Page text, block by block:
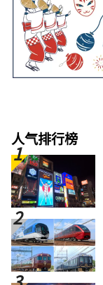
人气排行榜